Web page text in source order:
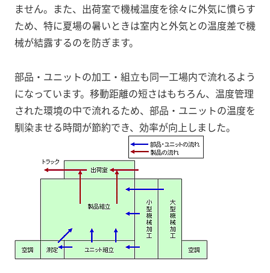
ません。また、出荷室で機械温度を徐々に外気に慣らす
ため、特に夏場の暑いときは室内と外気との温度差で機
械が結露するのを防ぎます。
部品・ユニットの加工・組立も同一工場内で流れるよう
になっています。移動距離の短さはもちろん、温度管理
された環境の中で流れるため、部品・ユニットの温度を
馴染ませる時間が節約でき、効率が向上しました。